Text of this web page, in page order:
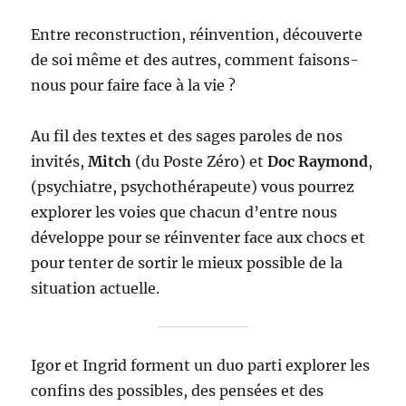
Entre reconstruction, réinvention, découverte
de soi même et des autres, comment faisons-
nous pour faire face à la vie ?
Au fil des textes et des sages paroles de nos
invités,Mitch (du Poste Zéro) etDoc Raymond,
(psychiatre, psychothérapeute) vous pourrez
explorer les voies que chacun d’entre nous
développe pour se réinventer face aux chocs et
pour tenter de sortir le mieux possible de la
situation actuelle.
Igor et Ingrid forment un duo parti explorer les
confins des possibles, des pensées et des